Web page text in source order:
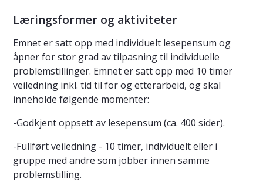
Læringsformer og aktiviteter
Emnet er satt opp med individuelt lesepensum og
åpner for stor grad av tilpasning til individuelle
problemstillinger. Emnet er satt opp med 10 timer
veiledning inkl. tid til for og etterarbeid, og skal
inneholde følgende momenter:
-Godkjent oppsett av lesepensum (ca. 400 sider).
-Fullført veiledning - 10 timer, individuelt eller i
gruppe med andre som jobber innen samme
problemstilling.